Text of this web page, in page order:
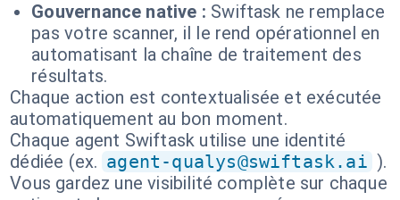
Gouvernance native : Swiftask ne remplace
pas votre scanner, il le rend opérationnel en
automatisant la chaîne de traitement des
résultats.
Chaque action est contextualisée et exécutée
automatiquement au bon moment.
Chaque agent Swiftask utilise une identité
dédiée (ex. agent-qualys@swiftask.ai ).
Vous gardez une visibilité complète sur chaque